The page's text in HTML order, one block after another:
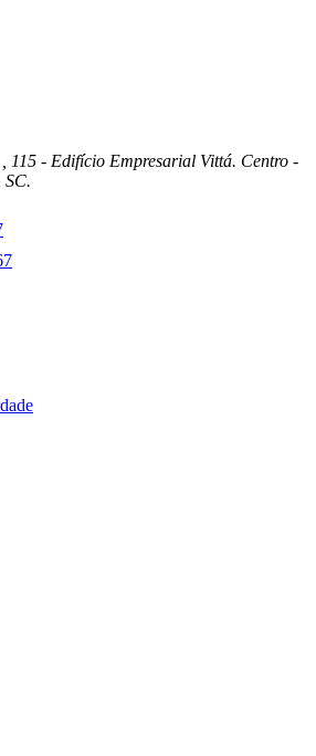
115 - Edifício Empresarial Vittá. Centro -